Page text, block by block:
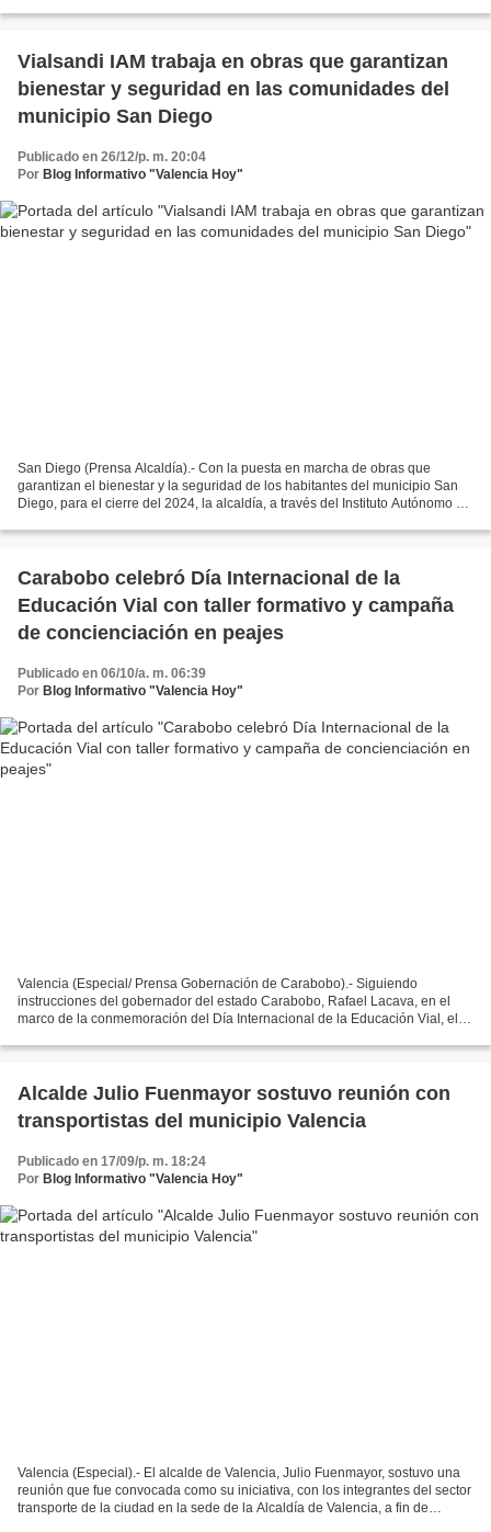
Vialsandi IAM trabaja en obras que garantizan
bienestar y seguridad en las comunidades del
municipio San Diego
Publicado en 26/12/p. m. 20:04
Por Blog Informativo "Valencia Hoy"
San Diego (Prensa Alcaldía).- Con la puesta en marcha de obras que
garantizan el bienestar y la seguridad de los habitantes del municipio San
Diego, para el cierre del 2024, la alcaldía, a través del Instituto Autónomo de
Carabobo celebró Día Internacional de la
Educación Vial con taller formativo y campaña
de concienciación en peajes
Publicado en 06/10/a. m. 06:39
Por Blog Informativo "Valencia Hoy"
Valencia (Especial/ Prensa Gobernación de Carabobo).- Siguiendo
instrucciones del gobernador del estado Carabobo, Rafael Lacava, en el
marco de la conmemoración del Día Internacional de la Educación Vial, el
Alcalde Julio Fuenmayor sostuvo reunión con
transportistas del municipio Valencia
Publicado en 17/09/p. m. 18:24
Por Blog Informativo "Valencia Hoy"
Valencia (Especial).- El alcalde de Valencia, Julio Fuenmayor, sostuvo una
reunión que fue convocada como su iniciativa, con los integrantes del sector
transporte de la ciudad en la sede de la Alcaldía de Valencia, a fin de